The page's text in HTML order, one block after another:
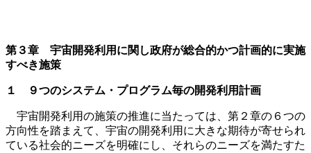
第３章 宇宙開発利用に関し政府が総合的かつ計画的に実施
すべき施策
１ ９つのシステム・プログラム毎の開発利用計画
宇宙開発利用の施策の推進に当たっては、第２章の６つの
方向性を踏まえて、宇宙の開発利用に大きな期待が寄せられ
ている社会的ニーズを明確にし、それらのニーズを満たすた